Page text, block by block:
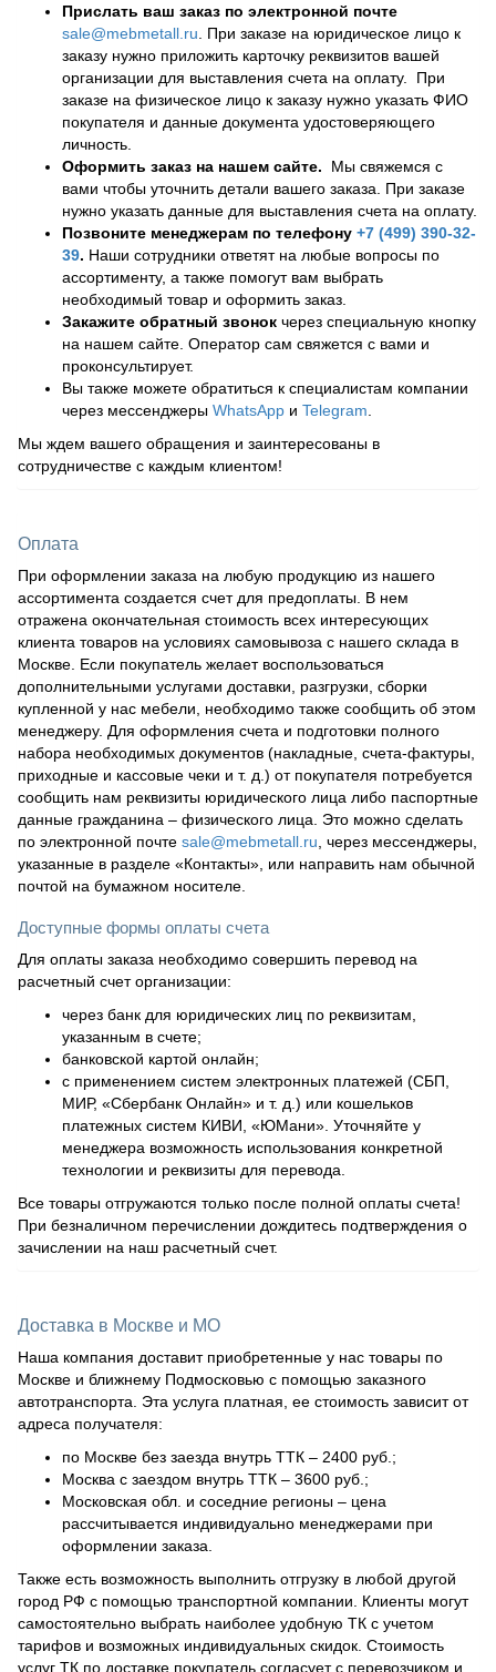
Прислать ваш заказ по электронной почте
sale@mebmetall.ru . При заказе на юридическое лицо к
заказу нужно приложить карточку реквизитов вашей
организации для выставления счета на оплату. При
заказе на физическое лицо к заказу нужно указать ФИО
покупателя и данные документа удостоверяющего
личность.
Оформить заказ на нашем сайте. Мы свяжемся с
вами чтобы уточнить детали вашего заказа. При заказе
нужно указать данные для выставления счета на оплату.
Позвоните менеджерам по телефону +7 (499) 390-32-
39. Наши сотрудники ответят на любые вопросы по
ассортименту, а также помогут вам выбрать
необходимый товар и оформить заказ.
Закажите обратный звонок через специальную кнопку
на нашем сайте. Оператор сам свяжется с вами и
проконсультирует.
Вы также можете обратиться к специалистам компании
через мессенджеры WhatsApp и Telegram
Мы ждем вашего обращения и заинтересованы в
сотрудничестве с каждым клиентом!
Оплата
При оформлении заказа на любую продукцию из нашего
ассортимента создается счет для предоплаты. В нем
отражена окончательная стоимость всех интересующих
клиента товаров на условиях самовывоза с нашего склада в
Москве. Если покупатель желает воспользоваться
дополнительными услугами доставки, разгрузки, сборки
купленной у нас мебели, необходимо также сообщить об этом
менеджеру. Для оформления счета и подготовки полного
набора необходимых документов (накладные, счета-фактуры,
приходные и кассовые чеки и т. д.) от покупателя потребуется
сообщить нам реквизиты юридического лица либо паспортные
данные гражданина – физического лица. Это можно сделать
по электронной почте sale@mebmetall.ru , через мессенджеры,
указанные в разделе «Контакты», или направить нам обычной
почтой на бумажном носителе.
Доступные формы оплаты счета
Для оплаты заказа необходимо совершить перевод на
расчетный счет организации:
через банк для юридических лиц по реквизитам,
указанным в счете;
банковской картой онлайн;
с применением систем электронных платежей (СБП,
МИР, «Сбербанк Онлайн» и т. д.) или кошельков
платежных систем КИВИ, «ЮМани». Уточняйте у
менеджера возможность использования конкретной
технологии и реквизиты для перевода.
Все товары отгружаются только после полной оплаты счета!
При безналичном перечислении дождитесь подтверждения о
зачислении на наш расчетный счет.
Доставка в Москве и МО
Наша компания доставит приобретенные у нас товары по
Москве и ближнему Подмосковью с помощью заказного
автотранспорта. Эта услуга платная, ее стоимость зависит от
адреса получателя:
по Москве без заезда внутрь ТТК – 2400 руб.;
Москва с заездом внутрь ТТК – 3600 руб.;
Московская обл. и соседние регионы – цена
рассчитывается индивидуально менеджерами при
оформлении заказа.
Также есть возможность выполнить отгрузку в любой другой
город РФ с помощью транспортной компании. Клиенты могут
самостоятельно выбрать наиболее удобную ТК с учетом
тарифов и возможных индивидуальных скидок. Стоимость
услуг ТК по доставке покупатель согласует с перевозчиком и